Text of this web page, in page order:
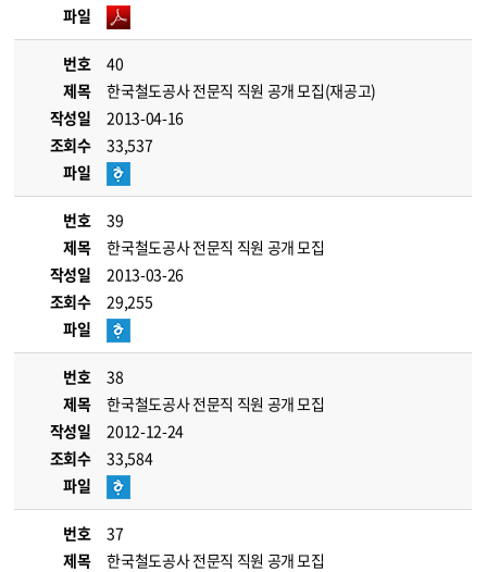
파일
번호
40
제목
한국철도공사 전문직 직원 공개 모집(재공고)
작성일
2013-04-16
조회수
33,537
파일
번호
39
제목
한국철도공사 전문직 직원 공개 모집
작성일
2013-03-26
조회수
29,255
파일
번호
38
제목
한국철도공사 전문직 직원 공개 모집
작성일
2012-12-24
조회수
33,584
파일
번호
37
제목
한국철도공사 전문직 직원 공개 모집